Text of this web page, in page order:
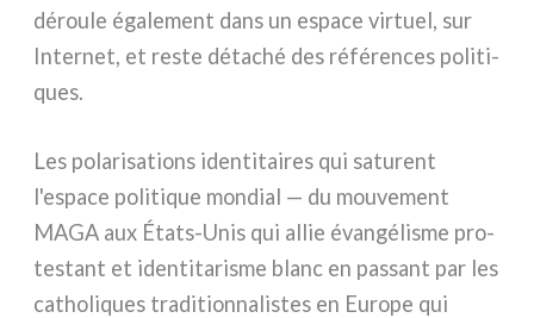
dérou­le éga­le­ment dans un espa­ce vir­tuel, sur
Internet, et reste déta­ché des réfé­ren­ces poli­ti­
ques.
Les pola­ri­sa­tions iden­ti­tai­res qui satu­rent
l'espace poli­ti­que mon­dial — du mou­ve­ment
MAGA aux États-Unis qui allie évan­gé­li­sme pro­
te­stant et iden­ti­ta­ri­sme blanc en pas­sant par les
catho­li­ques tra­di­tion­na­li­stes en Europe qui